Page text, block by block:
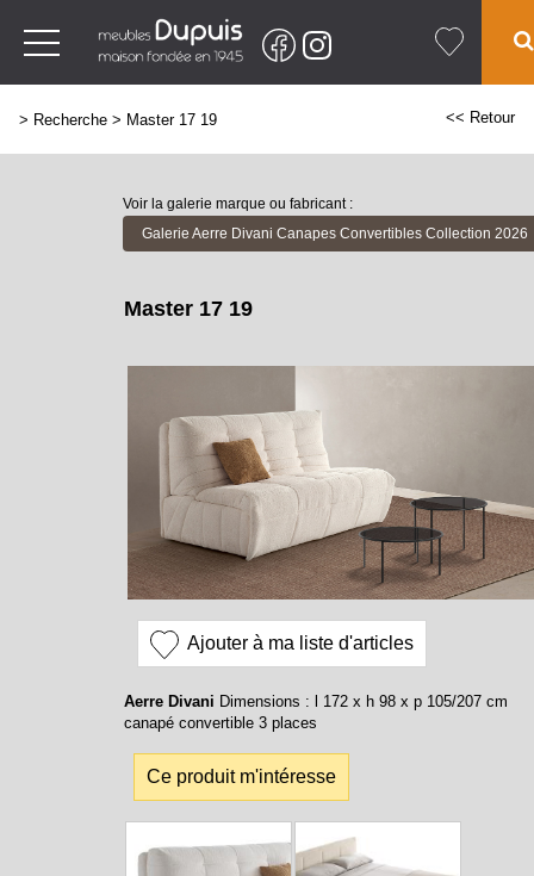
> Recherche > Master 17 19 << Retour
Voir la galerie marque ou fabricant :
Galerie Aerre Divani Canapes Convertibles Collection 2026
Ajouter à ma liste d'articles
Master 17 19
Aerre Divani Dimensions : l 172 x h 98 x p 105/207 cm
canapé convertible 3 places
Ce produit m'intéresse